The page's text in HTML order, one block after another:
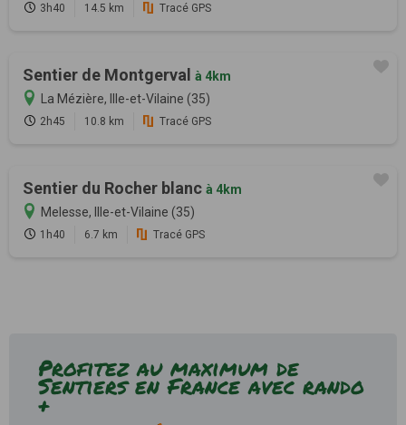
3h40 14.5 km Tracé GPS
Sentier de Montgerval à 4km
La Mézière, Ille-et-Vilaine (35)
2h45 10.8 km Tracé GPS
Sentier du Rocher blanc à 4km
Melesse, Ille-et-Vilaine (35)
1h40 6.7 km Tracé GPS
Profitez au maximum de
Sentiers en France avec rando
+